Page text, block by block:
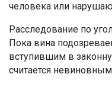
человека или
Расследование по
Пока вина
вступившим в
считается